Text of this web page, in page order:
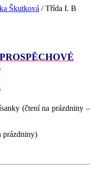
Škutková /Třída I. B
(čtení na prázdniny –
prázdniny)